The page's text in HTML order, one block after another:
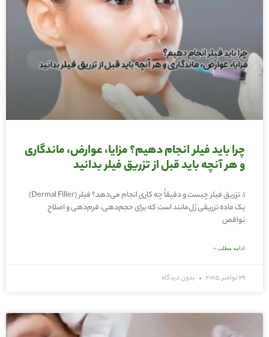
چرا باید فیلر انجام دهیم؟ مزایا، عوارض، ماندگاری
و هر آنچه باید قبل از تزریق فیلر بدانید
1. تزریق فیلر چیست و دقیقاً چه کاری انجام می‌دهد؟ فیلر (Dermal Filler)
یک ماده تزریقی ژل‌مانند است که برای حجم‌دهی، فرم‌دهی و اصلاح
نواقص
ادامه مطلب »
29 نوامبر, 2025 بدون دیدگاه